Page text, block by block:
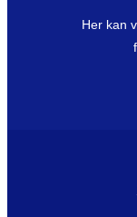
Her kan